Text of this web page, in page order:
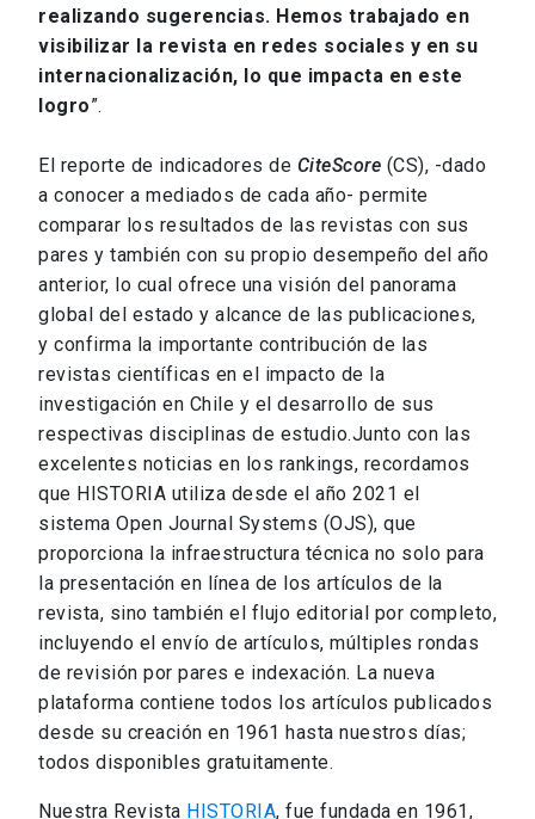
realizando sugerencias. Hemos trabajado en
visibilizar la revista en redes sociales y en su
internacionalización, lo que impacta en este
logro”.
El reporte de indicadores de CiteScore (CS), -dado
a conocer a mediados de cada año- permite
comparar los resultados de las revistas con sus
pares y también con su propio desempeño del año
anterior, lo cual ofrece una visión del panorama
global del estado y alcance de las publicaciones,
y confirma la importante contribución de las
revistas científicas en el impacto de la
investigación en Chile y el desarrollo de sus
respectivas disciplinas de estudio.Junto con las
excelentes noticias en los rankings, recordamos
que HISTORIA utiliza desde el año 2021 el
sistema Open Journal Systems (OJS), que
proporciona la infraestructura técnica no solo para
la presentación en línea de los artículos de la
revista, sino también el flujo editorial por completo,
incluyendo el envío de artículos, múltiples rondas
de revisión por pares e indexación. La nueva
plataforma contiene todos los artículos publicados
desde su creación en 1961 hasta nuestros días;
todos disponibles gratuitamente.
Nuestra Revista HISTORIA, fue fundada en 1961,